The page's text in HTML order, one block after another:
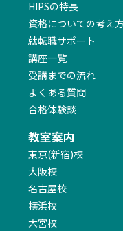
・2026/07/01 更新
【インテリアコーディ
資料請求キャンペー
『1次試験の学習に役
・2026/07/01 更新
「2級認定講座」 受講
宿・静岡・名古屋・大
・2026/07/01 更新
【ウッドリペアマイス
「1級認定講座」 受講
屋・福岡＞
HIPSの特長
資格についての考え
就転職サポート
講座一覧
受講までの流れ
よくある質問
合格体験談
教室案内
東京(新宿)校
大阪校
名古屋校
横浜校
大宮校